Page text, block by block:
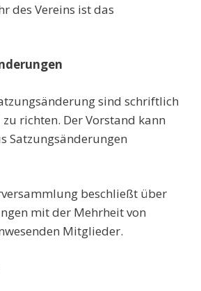
des Vereins ist das
sind schriftlich
richten. Der Vorstand kann
Satzungsänderungen
beschließt über
mit der Mehrheit von
Mitglieder.